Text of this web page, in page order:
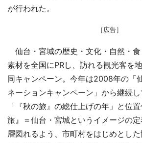
が行われた。
［広告］
仙台・宮城の歴史・文化・自然・
素材を全国にPRし、訪れる観光客を
同キャンペーン。今年は2008年の「
ネーションキャンペーン」から継続
「『秋の旅』の総仕上げの年」と位
旅』＝仙台・宮城というイメージの
層図れるよう、市町村をはじめとし